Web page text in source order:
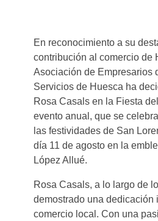
En reconocimiento a su
contribución al comercio de
Asociación de Empresarios
Servicios de Huesca ha
Rosa Casals en la Fiesta
evento anual, que se
las festividades de San
día 11 de agosto en la
López Allué.
Rosa Casals, a lo largo de
demostrado una dedicación
comercio local. Con una